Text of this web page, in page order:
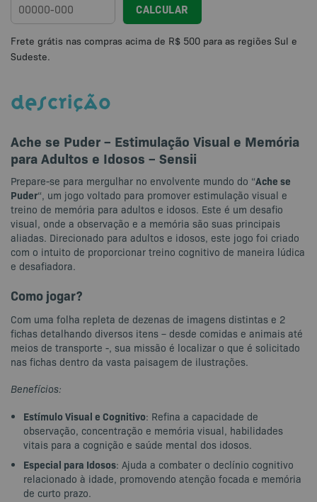
CALCULAR
DESCRIÇÃO
Ache se Puder – Estimulação Visual e Memória
para Adultos e Idosos – Sensii
Prepare-se para mergulhar no envolvente mundo do “Ache se
Puder“, um jogo voltado para promover estimulação visual e
treino de memória para adultos e idosos. Este é um desafio
visual, onde a observação e a memória são suas principais
aliadas. Direcionado para adultos e idosos, este jogo foi criado
com o intuito de proporcionar treino cognitivo de maneira lúdica
e desafiadora.
Como jogar?
Com uma folha repleta de dezenas de imagens distintas e 2
fichas detalhando diversos itens – desde comidas e animais até
meios de transporte -, sua missão é localizar o que é solicitado
nas fichas dentro da vasta paisagem de ilustrações.
Benefícios:
Estímulo Visual e Cognitivo: Refina a capacidade de
observação, concentração e memória visual, habilidades
vitais para a cognição e saúde mental dos idosos.
Especial para Idosos: Ajuda a combater o declínio cognitivo
relacionado à idade, promovendo atenção focada e memória
de curto prazo.